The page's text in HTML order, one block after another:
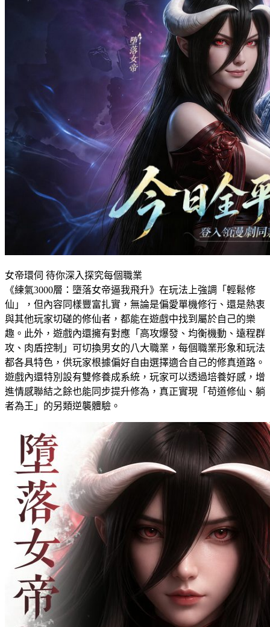
女帝環伺 待你深入探究每個職業
《練氣3000層：墮落女帝逼我飛升》在玩法上強調「輕鬆修
仙」，但內容同樣豐富扎實，無論是偏愛單機修行、還是熱衷
與其他玩家切磋的修仙者，都能在遊戲中找到屬於自己的樂
趣。此外，遊戲內還擁有對應「高攻爆發、均衡機動、遠程群
攻、肉盾控制」可切換男女的八大職業，每個職業形象和玩法
都各具特色，供玩家根據偏好自由選擇適合自己的修真道路。
遊戲內還特別設有雙修養成系統，玩家可以透過培養好感，增
進情感聯結之餘也能同步提升修為，真正實現「苟道修仙、躺
者為王」的另類逆襲體驗。